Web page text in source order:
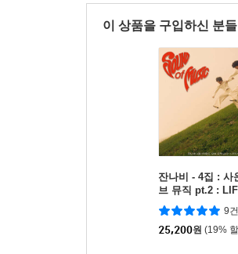
이 상품을 구입하신 분
잔나비 - 4집 : 사
브 뮤직 pt.2 :
9건
25,200원 (19%